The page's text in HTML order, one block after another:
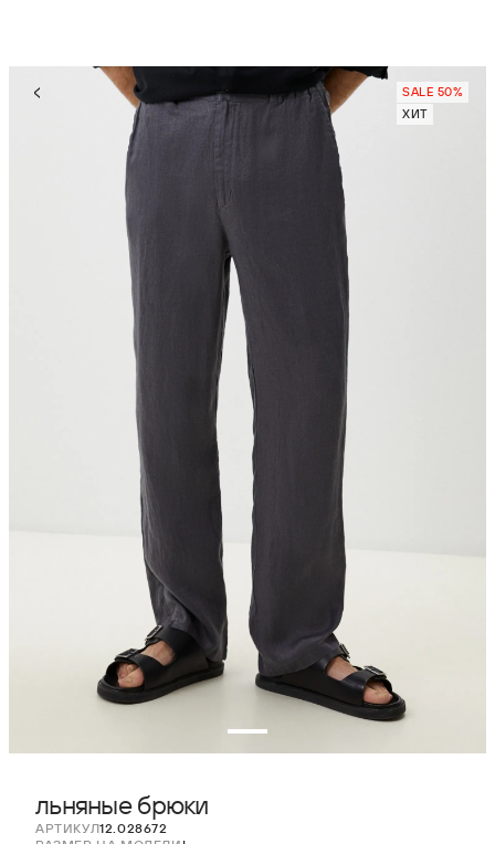
SALE 50%
ХИТ
льняные брюки
АРТИКУЛ12.028672